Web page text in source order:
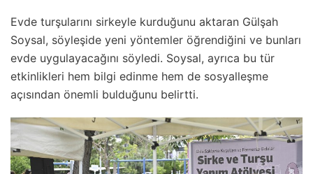
Evde turşularını sirkeyle kurduğunu aktaran Gülşah
Soysal, söyleşide yeni yöntemler öğrendiğini ve bunları
evde uygulayacağını söyledi. Soysal, ayrıca bu tür
etkinlikleri hem bilgi edinme hem de sosyalleşme
açısından önemli bulduğunu belirtti.